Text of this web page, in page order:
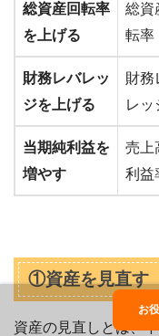
総資産回転率
を上げる
総資
転率
財務レバレッ
ジを上げる
財務
レッ
当期純利益を
増やす
売上
利益
①資産を見直す
資産の見直しとは、
お